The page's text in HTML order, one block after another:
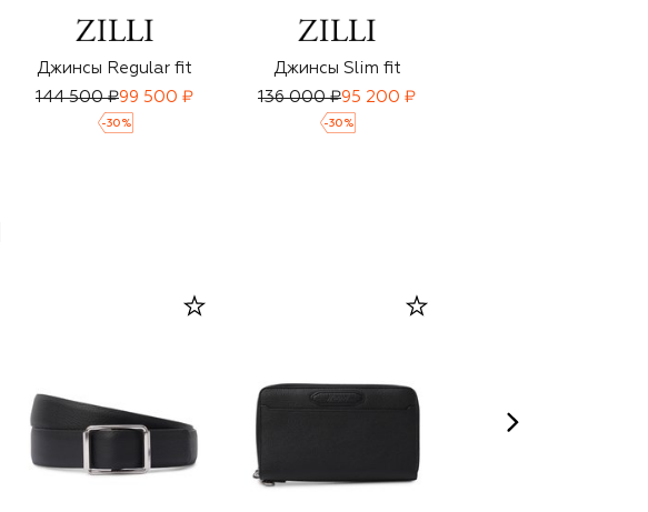
Джинсы Regular fit
144 500 ₽99 500 ₽
-30 %
Джинсы Slim fit
136 000 ₽95 200 ₽
-30 %